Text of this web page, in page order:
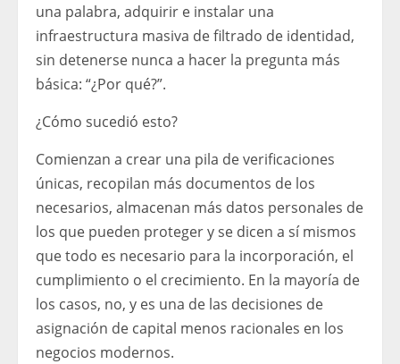
una palabra, adquirir e instalar una
infraestructura masiva de filtrado de identidad,
sin detenerse nunca a hacer la pregunta más
básica: “¿Por qué?”.
¿Cómo sucedió esto?
Comienzan a crear una pila de verificaciones
únicas, recopilan más documentos de los
necesarios, almacenan más datos personales de
los que pueden proteger y se dicen a sí mismos
que todo es necesario para la incorporación, el
cumplimiento o el crecimiento. En la mayoría de
los casos, no, y es una de las decisiones de
asignación de capital menos racionales en los
negocios modernos.